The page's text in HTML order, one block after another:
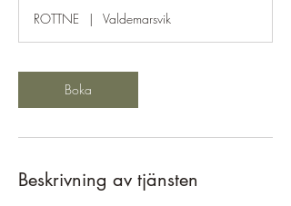
ROTTNE | Valdemarsvik
Boka
Beskrivning av tjänsten